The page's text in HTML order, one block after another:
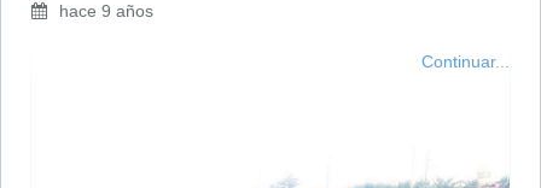
hace 9 años
Continuar...